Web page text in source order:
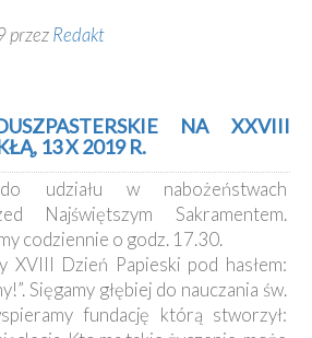
przezRedakt
NA XXVIII
13 X 2019 R.
udziału w nabożeństwach
Najświętszym Sakramentem.
codziennie o godz. 17.30.
XVIII Dzień Papieski pod hasłem:
Sięgamy głębiej do nauczania św.
fundację którą stworzył: